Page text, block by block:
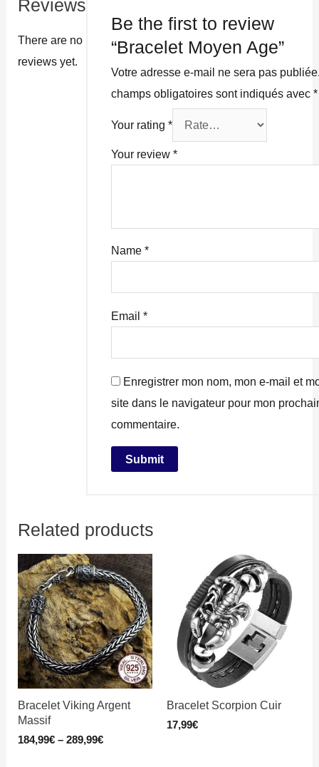
Reviews
There are no
reviews yet.
Be the first to review
“Bracelet Moyen Age”
Votre adresse e-mail ne sera pas
champs obligatoires sont indiqués avec*
Your rating*
Your review*
Name*
Email*
Enregistrer mon nom, mon e-mail et
site dans le navigateur pour mon
commentaire.
Related products
Bracelet Viking Argent
Massif
184,99€ –289,99€
Bracelet Scorpion Cuir
17,99€